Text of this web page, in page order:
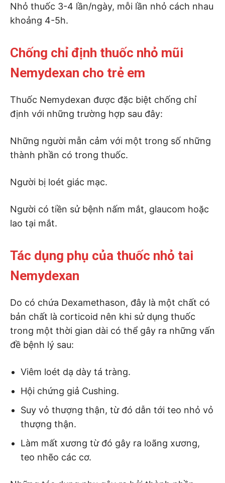
Nhỏ thuốc 3-4 lần/ngày, mỗi lần nhỏ cách nhau
khoảng 4-5h.
Chống chỉ định thuốc nhỏ mũi
Nemydexan cho trẻ em
Thuốc Nemydexan được đặc biệt chống chỉ
định với những trường hợp sau đây:
Những người mẫn cảm với một trong số những
thành phần có trong thuốc.
Người bị loét giác mạc.
Người có tiền sử bệnh nấm mắt, glaucom hoặc
lao tại mắt.
Tác dụng phụ của thuốc nhỏ tai
Nemydexan
Do có chứa Dexamethason, đây là một chất có
bản chất là corticoid nên khi sử dụng thuốc
trong một thời gian dài có thể gây ra những vấn
đề bệnh lý sau:
Viêm loét dạ dày tá tràng.
Hội chứng giả Cushing.
Suy vỏ thượng thận, từ đó dẫn tới teo nhỏ vỏ
thượng thận.
Làm mất xương từ đó gây ra loãng xương,
teo nhẽo các cơ.